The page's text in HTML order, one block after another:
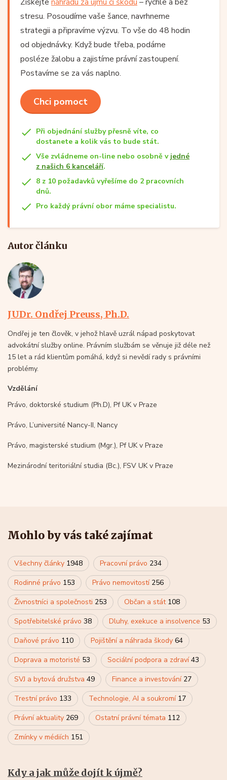
stresu. Posoudíme vaše šance, navrhneme
strategii a připravíme výzvu. To vše do 48 hodin
od objednávky. Když bude třeba, podáme
posléze žalobu a zajistíme právní zastoupení.
Postavíme se za vás naplno.
Chci pomoct
Při objednání služby přesně víte, co
dostanete a kolik vás to bude stát.
Vše zvládneme on-line nebo osobně v jedné
z našich 6 kanceláří.
8 z 10 požadavků vyřešíme do 2 pracovních
dnů.
Pro každý právní obor máme specialistu.
Autor článku
JUDr. Ondřej Preuss, Ph.D.
Ondřej je ten člověk, v jehož hlavě uzrál nápad poskytovat
advokátní služby online. Právním službám se věnuje již déle než
15 let a rád klientům pomáhá, když si nevědí rady s právními
problémy.
Vzdělání
Právo, doktorské studium (Ph.D), Pf UK v Praze
Právo, L’université Nancy-II, Nancy
Právo, magisterské studium (Mgr.), Pf UK v Praze
Mezinárodní teritoriální studia (Bc.), FSV UK v Praze
Mohlo by vás také zajímat
Všechny články 1948 Pracovní právo 234
Rodinné právo 153 Právo nemovitostí 256
Živnostníci a společnosti 253 Občan a stát 108
Spotřebitelské právo 38 Dluhy, exekuce a insolvence 53
Daňové právo 110 Pojištění a náhrada škody 64
Doprava a motoristé 53 Sociální podpora a zdraví43
SVJ a bytová družstva 49 Finance a investování 27
Trestní právo 133 Technologie, AI a soukromí 17
Právní aktuality 269 Ostatní právní témata 112
Zmínky v médiích 151
Kdy a jak může dojít k újmě?